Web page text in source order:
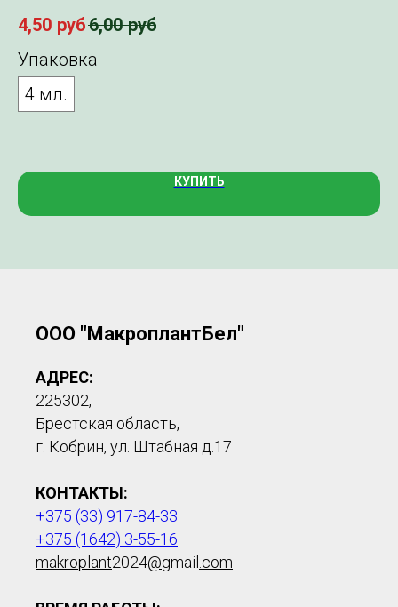
4,50 руб6,00 руб
Упаковка
4 мл.
КУПИТЬ
ООО "МакроплантБел"
АДРЕС:
225302,
Брестская область,
г. Кобрин, ул. Штабная д.17
КОНТАКТЫ:
+375 (33) 917-84-33
+375 (1642) 3-55-16
makroplant2024@gmail .com